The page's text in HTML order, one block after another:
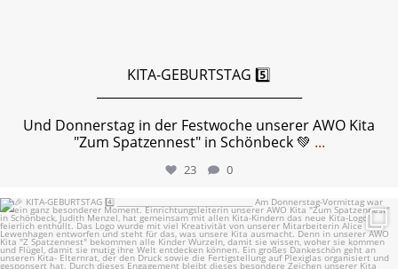
KITA-GEBURTSTAG 5️⃣
Und Donnerstag in der Festwoche unserer AWO Kita
"Zum Spatzennest" in Schönbeck 💚 ...
23 0
🎉 KITA-GEBURTSTAG 4️⃣...
22 1